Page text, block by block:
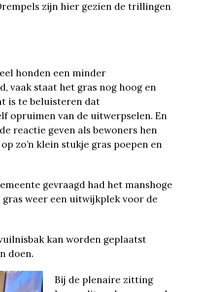
zijn hier gezien de trillingen
honden een minder
vaak staat het gras nog hoog en
is te beluisteren dat
opruimen van de uitwerpselen. En
reactie geven als bewoners hen
zo’n klein stukje gras poepen en
gevraagd had het manshoge
weer een uitwijkplek voor de
kan worden geplaatst
doen.
Bij de plenaire zitting